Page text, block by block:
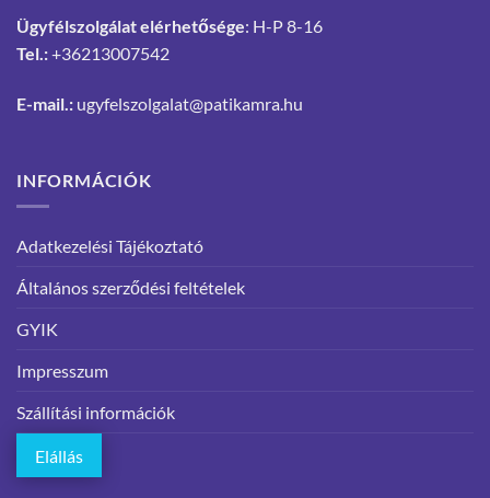
Ügyfélszolgálat elérhetősége: H-P 8-16
Tel.:+36213007542
E-mail.: ugyfelszolgalat@patikamra.hu
INFORMÁCIÓK
Adatkezelési Tájékoztató
Általános szerződési feltételek
GYIK
Impresszum
Szállítási információk
Elállás